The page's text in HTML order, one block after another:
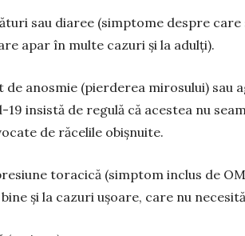
sau diaree (simptome despre care
apar în multe cazuri și la adulți).
anosmie (pierderea miro­sului) sau
19 insistă de regulă că acestea nu
de răcelile obișnuite.
toracică (simptom inclus de
și la cazuri ușoare, care nu